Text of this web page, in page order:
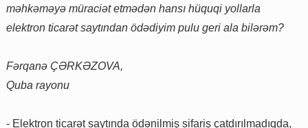
məhkəməyə müraciət etmədən hansı hüquqi yollarla
elektron ticarət saytından ödədiyim pulu geri ala bilərəm?
Fərqanə ÇƏRKƏZOVA,
Quba rayonu
- Elektron ticarət saytında ödənilmiş sifariş çatdırılmadıqda,